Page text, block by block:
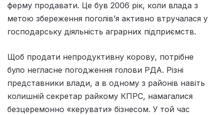
ферму продавати. Це був 2006 рік, коли влада з
метою збереження поголів’я активно втручалася у
господарську діяльність аграрних підприємств.
Щоб продати непродуктивну корову, потрібне
було негласне погодження голови РДА. Різні
представники влади, а в одному з районів навіть
колишній секретар райкому КПРС, намагалися
безцеремонно «керувати» бізнесом. У той час